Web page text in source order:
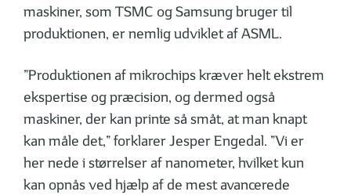
maskiner, som TSMC og Samsung bruger til
produktionen, er nemlig udviklet af ASML.
”Produktionen af mikrochips kræver helt ekstrem
ekspertise og præcision, og dermed også
maskiner, der kan printe så småt, at man knapt
kan måle det,” forklarer Jesper Engedal. ”Vi er
her nede i størrelser af nanometer, hvilket kun
kan opnås ved hjælp af de mest avancerede